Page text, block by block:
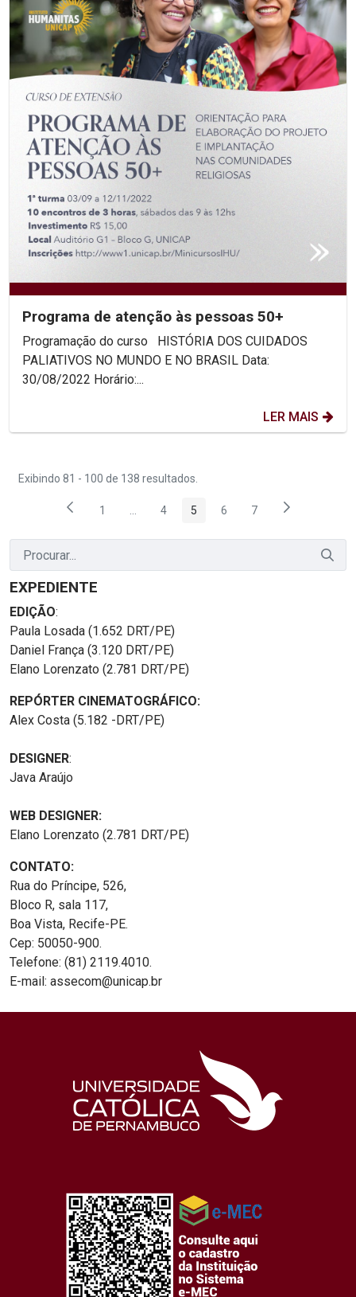
Programa de atenção às pessoas 50+
Programação do curso HISTÓRIA DOS CUIDADOS
PALIATIVOS NO MUNDO E NO BRASIL Data:
30/08/2022 Horário:...
LER MAIS
Exibindo 81 - 100 de 138 resultados.
Página
1 ...Páginas intermediárias Usar ABA para
Página
4 Página
5 Página
6 Página
7
EXPEDIENTE
EDIÇÃO:
Paula Losada (1.652 DRT/PE)
Daniel França (3.120 DRT/PE)
Elano Lorenzato (2.781 DRT/PE)
REPÓRTER CINEMATOGRÁFICO:
Alex Costa (5.182 -DRT/PE)
DESIGNER:
Java Araújo
WEB DESIGNER:
Elano Lorenzato (2.781 DRT/PE)
CONTATO:
Rua do Príncipe, 526,
Bloco R, sala 117,
Boa Vista, Recife-PE.
Cep: 50050-900.
Telefone: (81) 2119.4010.
E-mail: assecom@unicap.br